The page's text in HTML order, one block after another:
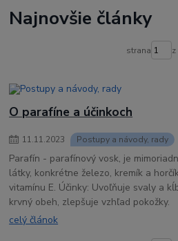
pleseň na nohách
pleseň na nechtoch
plesnive nohy
Najnovšie články
strana z
O parafíne a účinkoch
11.11.2023 Postupy a návody, rady
Parafín - parafínový vosk, je
látky, konkrétne železo, kremík a
vitamínu E. Účinky: Uvoľňuje svaly a
krvný obeh, zlepšuje vzhľad pokožky.
celý článok